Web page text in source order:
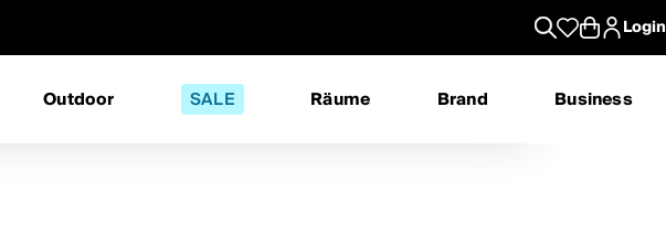
Login
Outdoor SALE Räume Brand Business